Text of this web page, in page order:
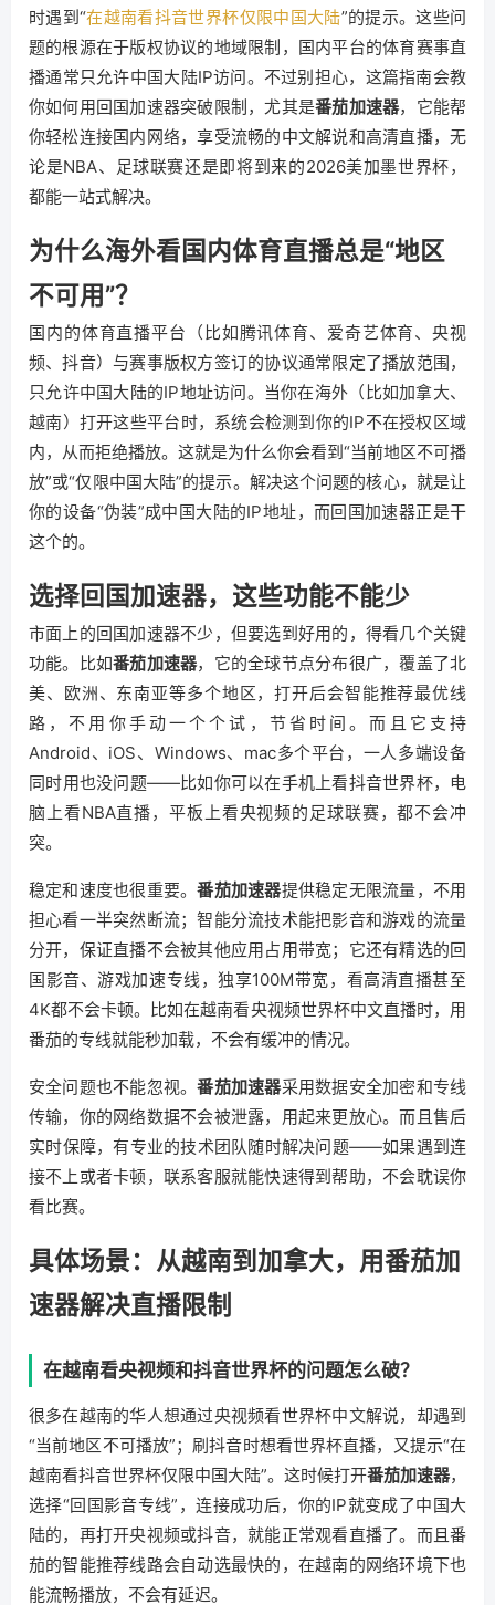
时遇到“在越南看抖音世界杯仅限中国大陆”的提示。这些问
题的根源在于版权协议的地域限制，国内平台的体育赛事直
播通常只允许中国大陆IP访问。不过别担心，这篇指南会教
你如何用回国加速器突破限制，尤其是番茄加速器，它能帮
你轻松连接国内网络，享受流畅的中文解说和高清直播，无
论是NBA、足球联赛还是即将到来的2026美加墨世界杯，
都能一站式解决。
为什么海外看国内体育直播总是“地区
不可用”？
国内的体育直播平台（比如腾讯体育、爱奇艺体育、央视
频、抖音）与赛事版权方签订的协议通常限定了播放范围，
只允许中国大陆的IP地址访问。当你在海外（比如加拿大、
越南）打开这些平台时，系统会检测到你的IP不在授权区域
内，从而拒绝播放。这就是为什么你会看到“当前地区不可播
放”或“仅限中国大陆”的提示。解决这个问题的核心，就是让
你的设备“伪装”成中国大陆的IP地址，而回国加速器正是干
这个的。
选择回国加速器，这些功能不能少
市面上的回国加速器不少，但要选到好用的，得看几个关键
功能。比如番茄加速器，它的全球节点分布很广，覆盖了北
美、欧洲、东南亚等多个地区，打开后会智能推荐最优线
路，不用你手动一个个试，节省时间。而且它支持
Android、iOS、Windows、mac多个平台，一人多端设备
同时用也没问题——比如你可以在手机上看抖音世界杯，电
脑上看NBA直播，平板上看央视频的足球联赛，都不会冲
突。
稳定和速度也很重要。番茄加速器提供稳定无限流量，不用
担心看一半突然断流；智能分流技术能把影音和游戏的流量
分开，保证直播不会被其他应用占用带宽；它还有精选的回
国影音、游戏加速专线，独享100M带宽，看高清直播甚至
4K都不会卡顿。比如在越南看央视频世界杯中文直播时，用
番茄的专线就能秒加载，不会有缓冲的情况。
安全问题也不能忽视。番茄加速器采用数据安全加密和专线
传输，你的网络数据不会被泄露，用起来更放心。而且售后
实时保障，有专业的技术团队随时解决问题——如果遇到连
接不上或者卡顿，联系客服就能快速得到帮助，不会耽误你
看比赛。
具体场景：从越南到加拿大，用番茄加
速器解决直播限制
在越南看央视频和抖音世界杯的问题怎么破？
很多在越南的华人想通过央视频看世界杯中文解说，却遇到
“当前地区不可播放”；刷抖音时想看世界杯直播，又提示“在
越南看抖音世界杯仅限中国大陆”。这时候打开番茄加速器，
选择“回国影音专线”，连接成功后，你的IP就变成了中国大
陆的，再打开央视频或抖音，就能正常观看直播了。而且番
茄的智能推荐线路会自动选最快的，在越南的网络环境下也
能流畅播放，不会有延迟。